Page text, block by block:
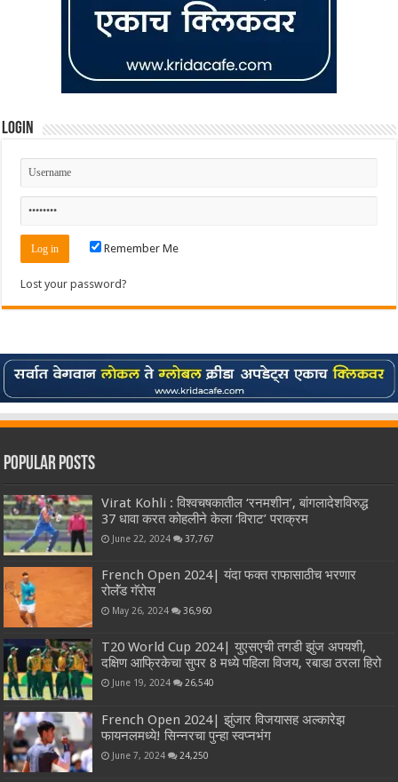
Login
Remember Me
Lost your password?
Popular Posts
Virat Kohli : विश्वचषकातील ‘रनमशीन’, बांगलादेशविरुद्ध
37 धावा करत कोहलीने केला ‘विराट’ पराक्रम
June 22, 2024 37,767
French Open 2024| यंदा फक्त राफासाठीच भरणार
रोलॅंड गॅरोस
May 26, 2024 36,960
T20 World Cup 2024| युएसएची तगडी झुंज अपयशी,
दक्षिण आफ्रिकेचा सुपर 8 मध्ये पहिला विजय, रबाडा ठरला हिरो
June 19, 2024 26,540
French Open 2024| झुंजार विजयासह अल्कारेझ
फायनलमध्ये! सिन्नरचा पुन्हा स्वप्नभंग
June 7, 2024 24,250